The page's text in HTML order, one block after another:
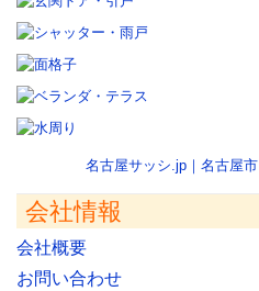
名古屋サッシ.jp｜名古屋市
会社情報
会社概要
お問い合わせ